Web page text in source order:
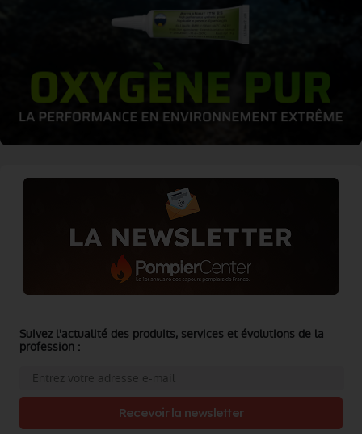
Suivez l'actualité des produits, services et évolutions de la
profession :
Recevoir la newsletter